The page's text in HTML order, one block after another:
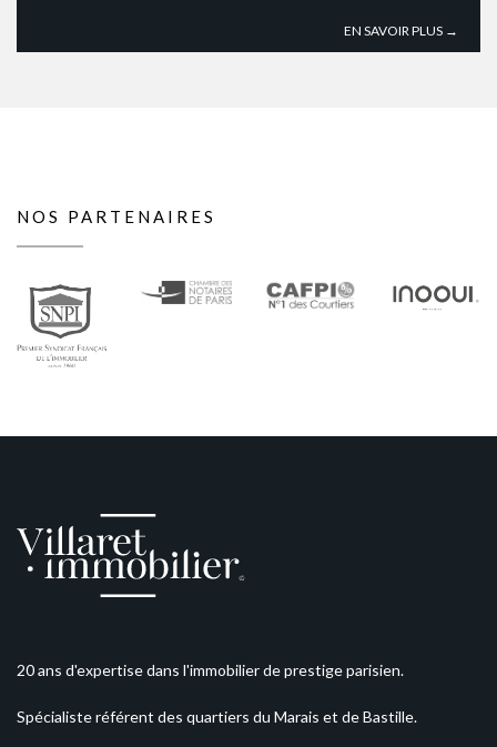
EN SAVOIR PLUS →
NOS PARTENAIRES
20 ans d'expertise dans l'immobilier de prestige parisien.
Spécialiste référent des quartiers du Marais et de Bastille.